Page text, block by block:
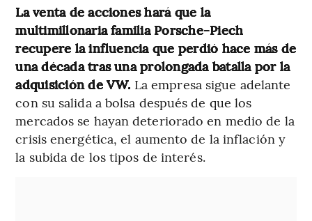
La venta de acciones hará que la
multimillonaria familia Porsche-Piech
recupere la influencia que perdió hace más de
una década tras una prolongada batalla por la
adquisición de VW. La empresa sigue adelante
con su salida a bolsa después de que los
mercados se hayan deteriorado en medio de la
crisis energética, el aumento de la inflación y
la subida de los tipos de interés.